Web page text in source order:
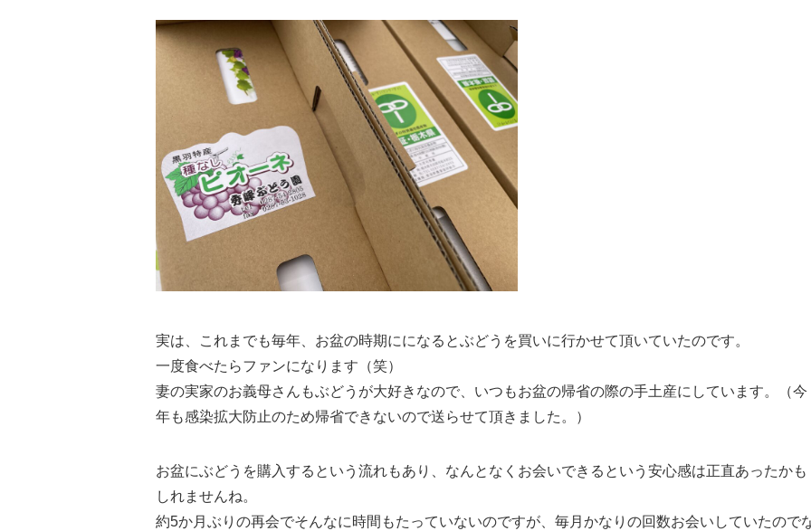
実は、これまでも毎年、お盆の時期にになるとぶどうを買いに行かせて頂いていたのです。
一度食べたらファンになります（笑）
妻の実家のお義母さんもぶどうが大好きなので、いつもお盆の帰省の際の手土産にしています。（今
年も感染拡大防止のため帰省できないので送らせて頂きました。）
お盆にぶどうを購入するという流れもあり、なんとなくお会いできるという安心感は正直あったかも
しれませんね。
約5か月ぶりの再会でそんなに時間もたっていないのですが、毎月かなりの回数お会いしていたので